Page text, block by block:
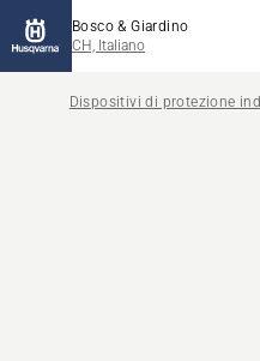
Bosco & Giardino
CH, Italiano
Dispositivi di protezione